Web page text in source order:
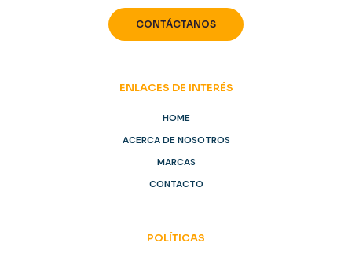
CONTÁCTANOS
ENLACES DE INTERÉS
HOME
ACERCA DE NOSOTROS
MARCAS
CONTACTO
POLÍTICAS